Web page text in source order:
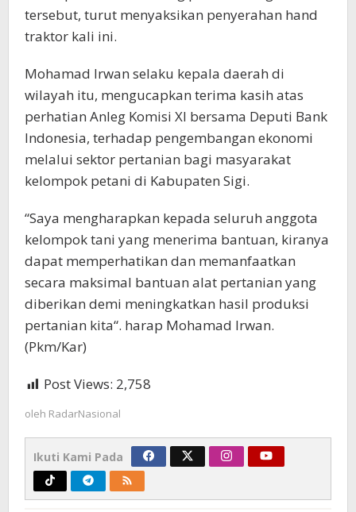
tersebut, turut menyaksikan penyerahan hand
traktor kali ini.
Mohamad Irwan selaku kepala daerah di
wilayah itu, mengucapkan terima kasih atas
perhatian Anleg Komisi XI bersama Deputi Bank
Indonesia, terhadap pengembangan ekonomi
melalui sektor pertanian bagi masyarakat
kelompok petani di Kabupaten Sigi.
“Saya mengharapkan kepada seluruh anggota
kelompok tani yang menerima bantuan, kiranya
dapat memperhatikan dan memanfaatkan
secara maksimal bantuan alat pertanian yang
diberikan demi meningkatkan hasil produksi
pertanian kita“. harap Mohamad Irwan.
(Pkm/Kar)
Post Views: 2,758
oleh RadarNasional
Ikuti Kami Pada